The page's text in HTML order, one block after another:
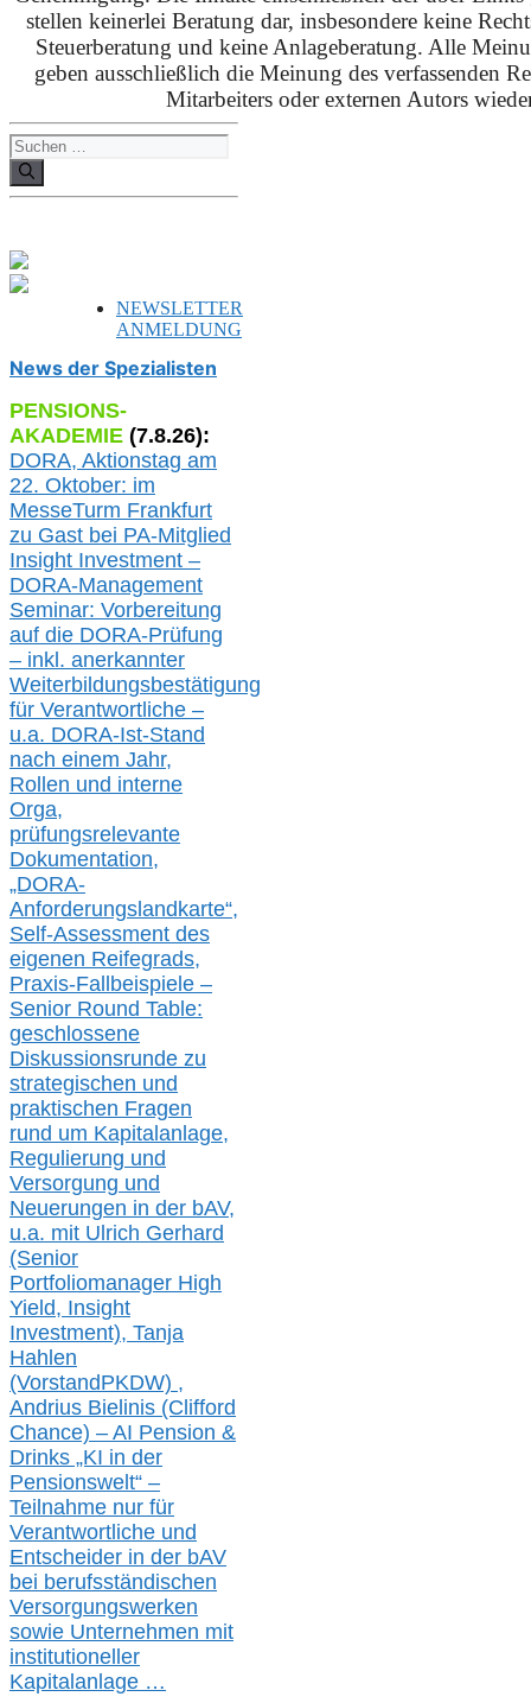
stellen keinerlei Beratung dar, insbesondere keine
Steuerberatung und keine Anlageberatung. Alle
geben ausschließlich die Meinung des verfassenden
Mitarbeiters oder externen Autors
Suchen
nach:
NEWSLETTER
ANMELDUNG
News der Spezialisten
PENSIONS-
AKADEMIE (7.8.26):
DORA, Aktionstag am
22. Oktober: im
MesseTurm Frankfurt
zu Gast bei PA-Mitglied
Insight Investment –
DORA-Management
Seminar: Vorbereitung
auf die DORA-Prüfung
– inkl. anerkannter
Weiterbildungsbestätigung
für Verantwortliche –
u.a. DORA-Ist-Stand
nach einem Jahr,
Rollen und interne
Orga,
prüfungsrelevante
Dokumentation,
„DORA-
Anforderungslandkarte“,
Self-Assessment des
eigenen Reifegrads,
Praxis-Fallbeispiele –
Senior Round Table:
geschlossene
Diskussionsrunde zu
strategischen und
praktischen Fragen
rund um Kapitalanlage,
Regulierung und
Versorgung und
Neuerungen in der bAV,
u.a. mit Ulrich Gerhard
(Senior
Portfoliomanager High
Yield, Insight
Investment), Tanja
Hahlen
(VorstandPKDW) ,
Andrius Bielinis (Clifford
Chance) – AI Pension &
Drinks „KI in der
Pensionswelt“ –
Teilnahme nur für
Verantwortliche und
Entscheider in der bAV
bei berufsständischen
Versorgungswerken
sowie Unternehmen mit
institutioneller
Kapitalanlage …